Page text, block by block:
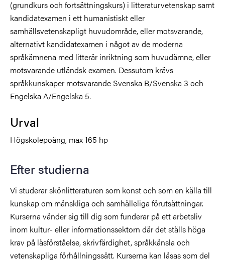
(grundkurs och fortsättningskurs) i litteraturvetenskap samt
kandidatexamen i ett humanistiskt eller
samhällsvetenskapligt huvudområde, eller motsvarande,
alternativt kandidatexamen i något av de moderna
språkämnena med litterär inriktning som huvudämne, eller
motsvarande utländsk examen. Dessutom krävs
språkkunskaper motsvarande Svenska B/Svenska 3 och
Engelska A/Engelska 5.
Urval
Högskolepoäng, max 165 hp
Efter studierna
Vi studerar skönlitteraturen som konst och som en källa till
kunskap om mänskliga och samhälleliga förutsättningar.
Kurserna vänder sig till dig som funderar på ett arbetsliv
inom kultur- eller informationssektorn där det ställs höga
krav på läsförståelse, skrivfärdighet, språkkänsla och
vetenskapliga förhållningssätt. Kurserna kan läsas som del